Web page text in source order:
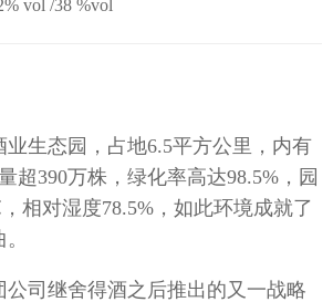
推荐官
vol /38 %vol
业生态园，占地6.5平方公里，内有
超390万株，绿化率高达98.5%，园
相对湿度78.5%，如此环境成就了
公司继舍得酒之后推出的又一战略